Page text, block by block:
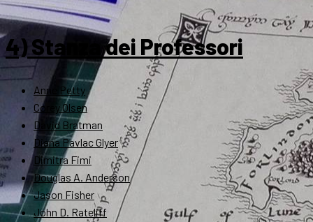
4) Stanza dei Professori
Anne Petty
Corey Olsen
David Bratman
Diana Pavlac Glyer
Dimitra Fimi
Douglas A. Anderson
Jason Fisher
John D. Rateliff